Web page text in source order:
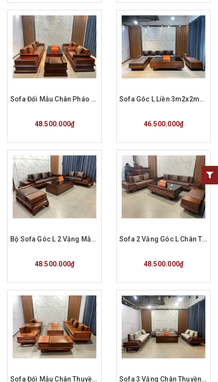
Sofa Đối Mẫu Chân Pháo Gỗ Hương Đá Hàng Đặt A Ánh
48.500.000₫
Sofa Góc L Liền 3m2x2m2 Gỗ Hương Đá Đệm Da Carola Ý Hàng Đặt a Huy
46.500.000₫
Bộ Sofa Góc L 2 Văng Mẫu Chân Đùi Gà Gỗ Hương Đá Đệm Da CAROLA Ý Chú Dũng
48.500.000₫
Sofa 2 Văng Góc L Chân Thuyền Gỗ Hương Đá Hàng Đặt a Thọ Thái Bình
48.500.000₫
Mua hàng
Sofa Đối Mẫu Chân Thuyền Gỗ Hương Đá Hàng Đặt A Tùng ở Yên Bái
Sofa 3 Văng Chân Thuyền Gỗ Hương Đá Đệm Da Cao Cấp Hàng Đặt A Nhân